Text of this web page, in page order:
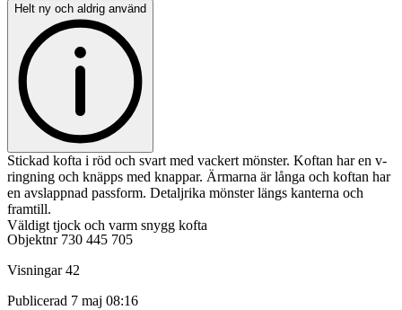
Helt ny och aldrig använd
Stickad kofta i röd och svart med vackert mönster. Koftan har en v-
ringning och knäpps med knappar. Ärmarna är långa och koftan har
en avslappnad passform. Detaljrika mönster längs kanterna och
framtill.
Väldigt tjock och varm snygg kofta
Objektnr 730 445 705
Visningar 42
Publicerad 7 maj 08:16